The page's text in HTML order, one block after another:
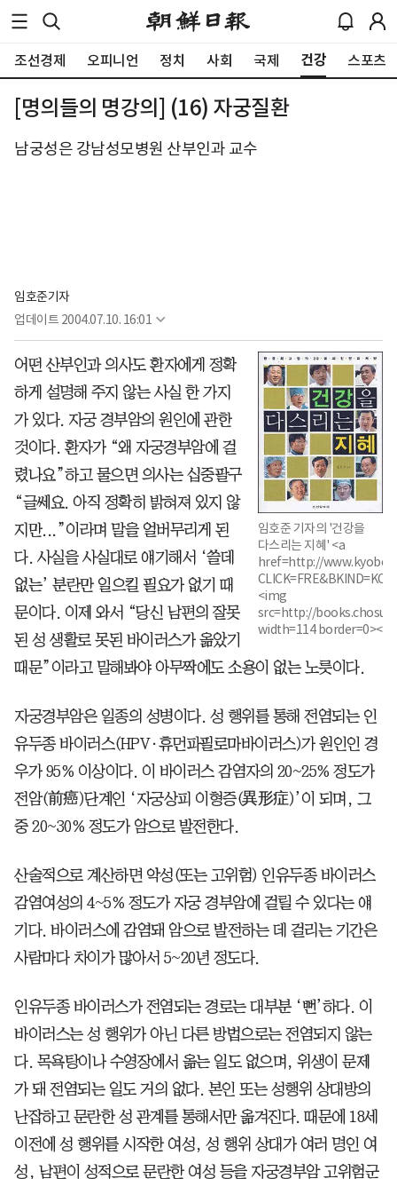
조선경제 오피니언 정치 사회 국제 건강 스포츠
[명의들의 명강의] (16) 자궁질환
남궁성은 강남성모병원 산부인과 교수
임호준기자
업데이트 2004.07.10. 16:01
임호준 기자의 '건강을
다스리는 지혜' <a
href=http://
<img
src=http://
width=114 border=0><
어떤 산부인과 의사도 환자에게 정확
하게 설명해 주지 않는 사실 한 가지
가 있다. 자궁 경부암의 원인에 관한
것이다. 환자가 “왜 자궁경부암에 걸
렸나요”하고 물으면 의사는 십중팔구
“글쎄요. 아직 정확히 밝혀져 있지 않
지만...”이라며 말을 얼버무리게 된
다. 사실을 사실대로 얘기해서 ‘쓸데
없는’ 분란만 일으킬 필요가 없기 때
문이다. 이제 와서 “당신 남편의 잘못
된 성 생활로 못된 바이러스가 옮았기
때문”이라고 말해봐야 아무짝에도 소용이 없는 노릇이다.
자궁경부암은 일종의 성병이다. 성 행위를 통해 전염되는 인
유두종 바이러스(HPV·휴먼파필로마바이러스)가 원인인 경
우가 95% 이상이다. 이 바이러스 감염자의 20~25% 정도가
전암(前癌)단계인 ‘자궁상피 이형증(異形症)’이 되며, 그
중 20~30% 정도가 암으로 발전한다.
산술적으로 계산하면 악성(또는 고위험) 인유두종 바이러스
감염여성의 4~5% 정도가 자궁 경부암에 걸릴 수 있다는 얘
기다. 바이러스에 감염돼 암으로 발전하는 데 걸리는 기간은
사람마다 차이가 많아서 5~20년 정도다.
인유두종 바이러스가 전염되는 경로는 대부분 ‘뻔’하다. 이
바이러스는 성 행위가 아닌 다른 방법으로는 전염되지 않는
다. 목욕탕이나 수영장에서 옮는 일도 없으며, 위생이 문제
가 돼 전염되는 일도 거의 없다. 본인 또는 성행위 상대방의
난잡하고 문란한 성 관계를 통해서만 옮겨진다. 때문에 18세
이전에 성 행위를 시작한 여성, 성 행위 상대가 여러 명인 여
성, 남편이 성적으로 문란한 여성 등을 자궁경부암 고위험군